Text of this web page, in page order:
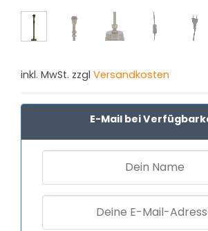
inkl. MwSt. zzgl Versandkosten
E-Mail bei